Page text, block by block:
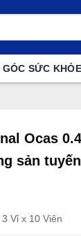
GÓC SỨC KHỎE
Ocas
sản
3 Vỉ x 10 Viên